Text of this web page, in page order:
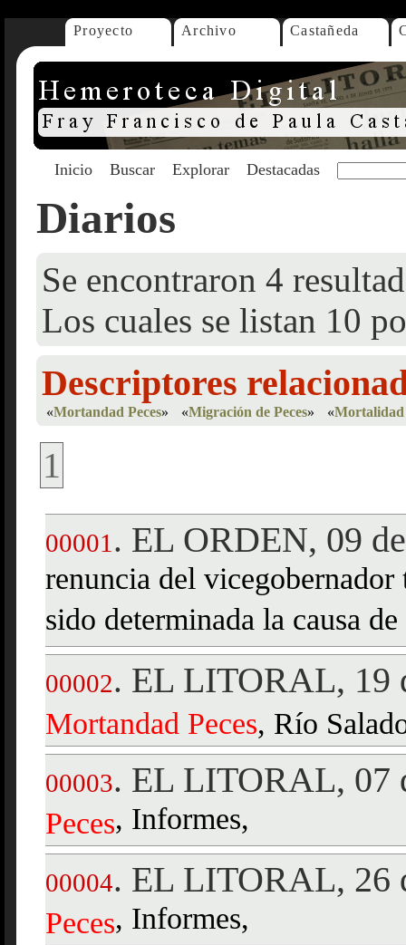
Proyecto Archivo Castañeda
Inicio Buscar Explorar Destacadas
Diarios
Se encontraron 4
Los cuales se listan 10
Descriptores
«Mortandad Peces» «Migración de Peces» «Mortalidad
1
00001 . EL ORDEN, 09
renuncia del
sido determinada la causa
00002. EL LITORAL, 19
Mortandad Peces, Río
00003. EL LITORAL, 07
Peces, Informes,
00004. EL LITORAL, 26
Peces, Informes,